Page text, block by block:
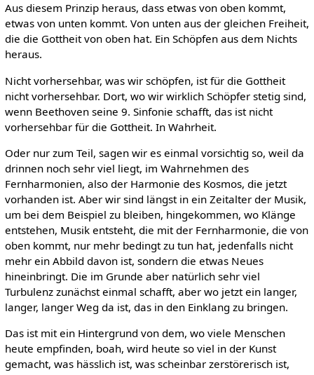
Aus diesem Prinzip heraus, dass etwas von oben kommt,
etwas von unten kommt. Von unten aus der gleichen Freiheit,
die die Gottheit von oben hat. Ein Schöpfen aus dem Nichts
heraus.
Nicht vorhersehbar, was wir schöpfen, ist für die Gottheit
nicht vorhersehbar. Dort, wo wir wirklich Schöpfer stetig sind,
wenn Beethoven seine 9. Sinfonie schafft, das ist nicht
vorhersehbar für die Gottheit. In Wahrheit.
Oder nur zum Teil, sagen wir es einmal vorsichtig so, weil da
drinnen noch sehr viel liegt, im Wahrnehmen des
Fernharmonien, also der Harmonie des Kosmos, die jetzt
vorhanden ist. Aber wir sind längst in ein Zeitalter der Musik,
um bei dem Beispiel zu bleiben, hingekommen, wo Klänge
entstehen, Musik entsteht, die mit der Fernharmonie, die von
oben kommt, nur mehr bedingt zu tun hat, jedenfalls nicht
mehr ein Abbild davon ist, sondern die etwas Neues
hineinbringt. Die im Grunde aber natürlich sehr viel
Turbulenz zunächst einmal schafft, aber wo jetzt ein langer,
langer, langer Weg da ist, das in den Einklang zu bringen.
Das ist mit ein Hintergrund von dem, wo viele Menschen
heute empfinden, boah, wird heute so viel in der Kunst
gemacht, was hässlich ist, was scheinbar zerstörerisch ist,